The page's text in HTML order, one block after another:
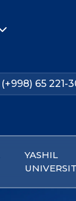
(+998) 65 221-
YASHIL